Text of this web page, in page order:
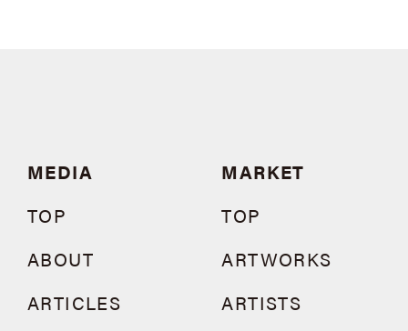
MEDIA
TOP
ABOUT
ARTICLES
MARKET
TOP
ARTWORKS
ARTISTS